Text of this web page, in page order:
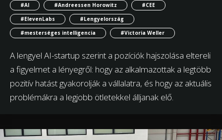
#AI #Andreessen Horowitz
#CEE
#ElevenLabs
#Lengyelország
#mesterséges intelligencia
#Victoria Weller
A lengyel AI-startup szerint a pozíciók hajszolása eltereli
a figyelmet a lényegről: hogy az alkalmazottak a legtöbb
pozitív hatást gyakorolják a vállalatra, és hogy az aktuális
problémákra a legjobb ötletekkel álljanak elő.